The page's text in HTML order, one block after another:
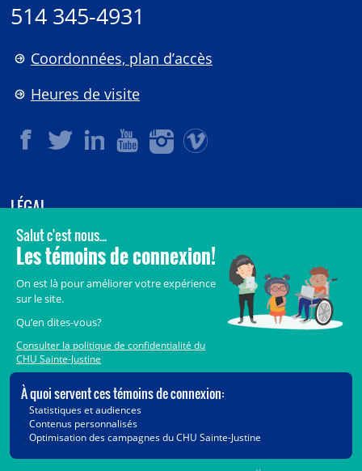
514 345-4931
Coordonnées, plan d’accès
Heures de visite
LÉGAL
© 2006-2026CHU Sainte-Justine.
Tous droits réservés.
Crédits
Accès aux documents des organismes publics